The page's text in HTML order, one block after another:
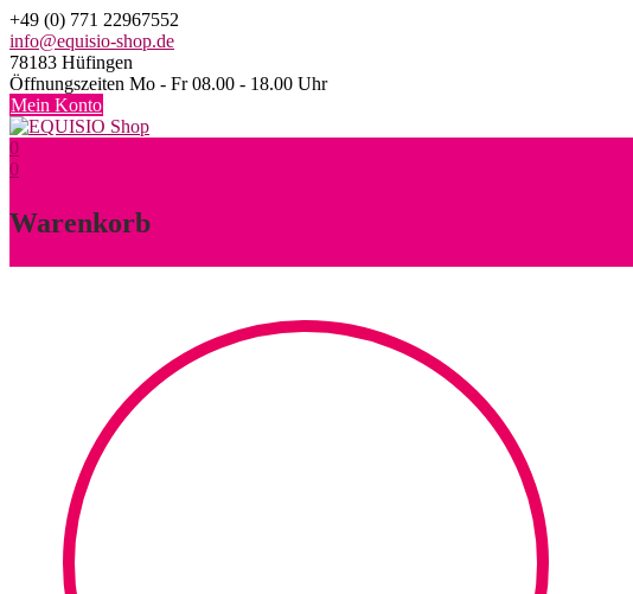
Skip
to
content
+49 (0) 771 22967552
info@equisio-shop.de
78183 Hüfingen
Öffnungszeiten Mo - Fr 08.00 - 18.00 Uhr
Mein Konto
0
0
Warenkorb